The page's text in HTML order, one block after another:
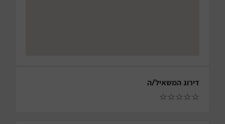
דירוג המשאיל/ה
☆
☆
☆
☆
☆